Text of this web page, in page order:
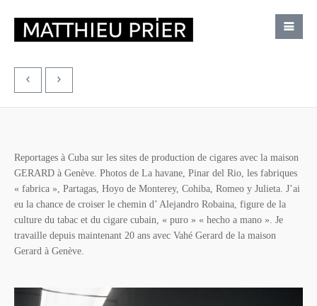
Reportages à Cuba sur les sites de production de cigares avec la maison
GERARD à Genève. Photos de La havane, Pinar del Rio, les fabriques
« fabrica », Partagas, Hoyo de Monterey, Cohiba, Romeo y Julieta. J’ai
eu la chance de croiser le chemin d’ Alejandro Robaina, figure de la
culture du tabac et du cigare cubain, « puro » « hecho a mano ». Je
travaille depuis maintenant 20 ans avec Vahé Gerard de la maison
Gerard à Genève.